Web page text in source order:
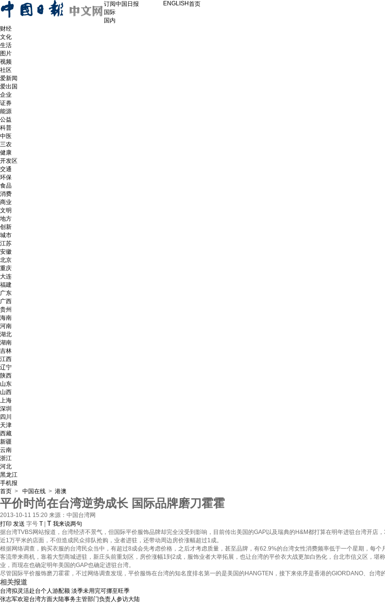
订阅中国日报 ENGLISH首页
国际
国内
财经
文化
生活
图片
视频
社区
爱新闻
爱出国
企业
证券
能源
公益
科普
中医
三农
健康
开发区
交通
环保
食品
消费
商业
文明
地方
创新
城市
江苏
安徽
北京
重庆
大连
福建
广东
广西
贵州
海南
河南
湖北
湖南
吉林
江西
辽宁
陕西
山东
山西
上海
深圳
四川
天津
西藏
新疆
云南
浙江
河北
黑龙江
手机报
首页 > 中国在线 > 港澳
平价时尚在台湾逆势成长 国际品牌磨刀霍霍
2013-10-11 15:20 来源：中国台湾网
打印 发送 字号 T T 我来说两句
据台湾TVBS网站报道，台湾经济不景气，但国际平价服饰品牌却完全没受到影响，目前传出美国的GAP以及瑞典的H&M都打算在明年进驻台湾开
近1万平米的店面，不但造成民众排队抢购，业者进驻，还带动周边房价涨幅超过1成。
根据网络调查，购买衣服的台湾民众当中，有超过8成会先考虑价格，之后才考虑质量，甚至品牌，有62.9%的台湾女性消费频率低于一个星期，每
客流带来商机，靠着大型商城进驻，新庄头前重划区，房价涨幅1到2成，服饰业者大举拓展，也让台湾的平价衣大战更加白热化，台北市信义区，
业，而现在也确定明年美国的GAP也确定进驻台湾。
尽管国际平价服饰磨刀霍霍，不过网络调查发现，平价服饰在台湾的知名度排名第一的是美国的HANGTEN，接下来依序是香港的GIORDANO、台湾
相关报道
台湾拟灵活赴台个人游配额 淡季未用完可挪至旺季
张志军欢迎台湾方面大陆事务主管部门负责人参访大陆